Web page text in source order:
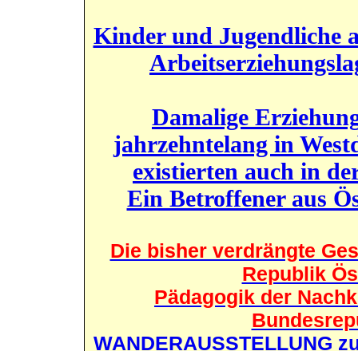
Kinder und Jugendliche
Damalige
jahrzehntelang in
existierten auch in
Ein Betroffener aus
Die bisher verdrängte
Republik
Pädagogik der
WANDERAUSSTELLUNG